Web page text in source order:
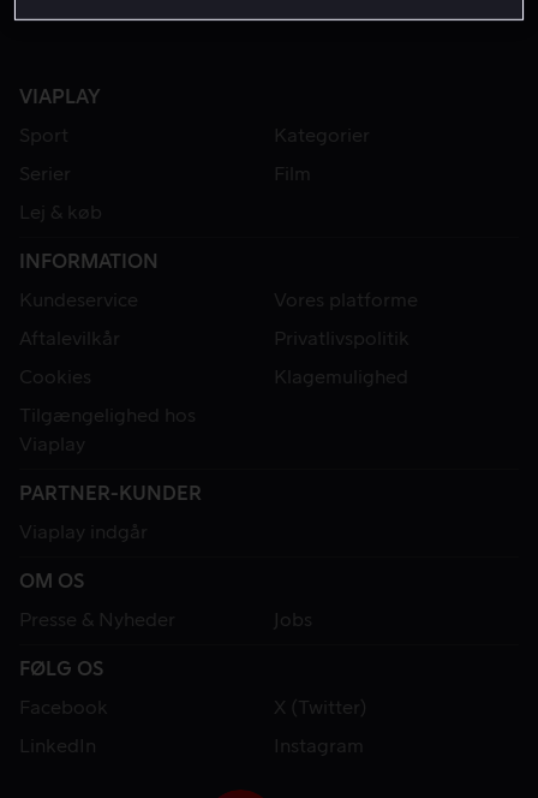
VIAPLAY
Sport
Kategorier
Serier
Film
Lej & køb
INFORMATION
Kundeservice
Vores platforme
Aftalevilkår
Privatlivspolitik
Cookies
Klagemulighed
Tilgængelighed hos
Viaplay
PARTNER-KUNDER
Viaplay indgår
OM OS
Presse & Nyheder
Jobs
FØLG OS
Facebook
X (Twitter)
LinkedIn
Instagram